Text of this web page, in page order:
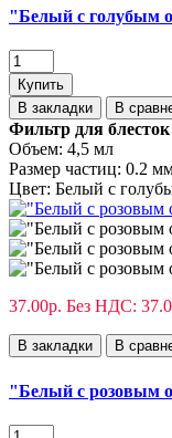
"Белый с голубым
Купить
В закладки
В
Фильтр для блесток
Объем: 4,5 мл
Размер частиц: 0.2
Цвет: Белый с
37.00р. Без НДС:
В закладки В
"Белый с розовым